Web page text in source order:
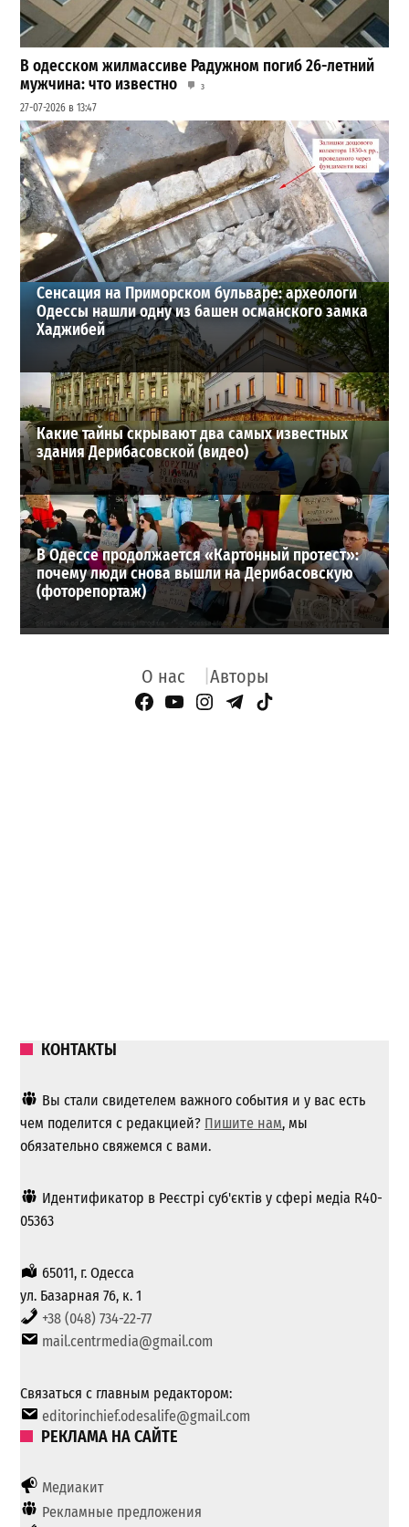
В одесском жилмассиве Радужном погиб 26-летний
мужчина: что известно
3
27-07-2026 в 13:47
Шезлонги, бунгало и VIP-зоны: сколько придется
заплатить за отдых в Аркадии
3
21-07-2026 в 19:23
ВИБОР РЕДАКЦИИ
Сенсация на Приморском бульваре: археологи
Одессы нашли одну из башен османского замка
Хаджибей
Какие тайны скрывают два самых известных
здания Дерибасовской (видео)
В Одессе продолжается «Картонный протест»:
почему люди снова вышли на Дерибасовскую
(фоторепортаж)
О нас Авторы
Facebook Page
YouTube
Instagram
Telegram
TikTok
КОНТАКТЫ
Вы стали свидетелем важного события и у вас есть
чем поделится с редакцией? Пишите нам, мы
обязательно свяжемся с вами.
Идентификатор в Реєстрі суб'єктів у сфері медіа R40-
05363
65011, г. Одесса
ул. Базарная 76, к. 1
+38 (048) 734-22-77
mail.centrmedia@gmail.com
Связаться с главным редактором:
editorinchief.odesalife@gmail.com
РЕКЛАМА НА САЙТЕ
Медиакит
Рекламные предложения